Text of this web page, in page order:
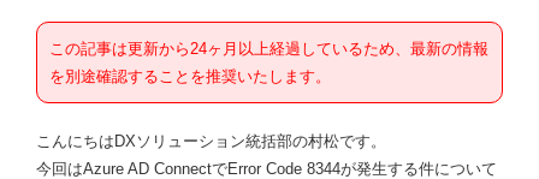
この記事は更新から24ヶ月以上経過しているため、最新の情報
を別途確認することを推奨いたします。
こんにちはDXソリューション統括部の村松です。
今回はAzure AD ConnectでError Code 8344が発生する件について